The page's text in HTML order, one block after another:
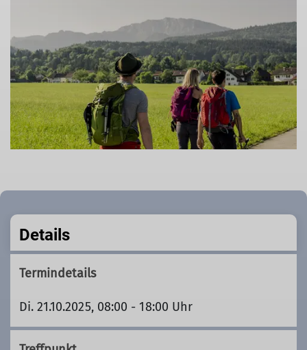
Details
Termindetails
Di. 21.10.2025, 08:00 - 18:00 Uhr